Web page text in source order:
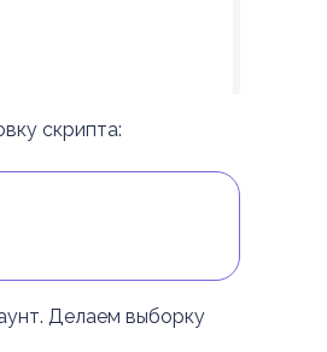
скрипта:
Делаем выборку